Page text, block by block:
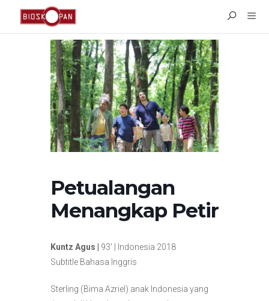
Petualangan
Menangkap Petir
Kuntz Agus | 93′ | Indonesia 2018
Subtitle Bahasa Inggris
Sterling (Bima Azriel) anak Indonesia yang